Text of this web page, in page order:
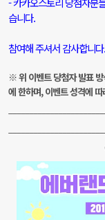
습니다.
참여해 주셔서 감사합니
※ 위 이벤트 당첨자 발표
에 한하며,이벤트 성격에